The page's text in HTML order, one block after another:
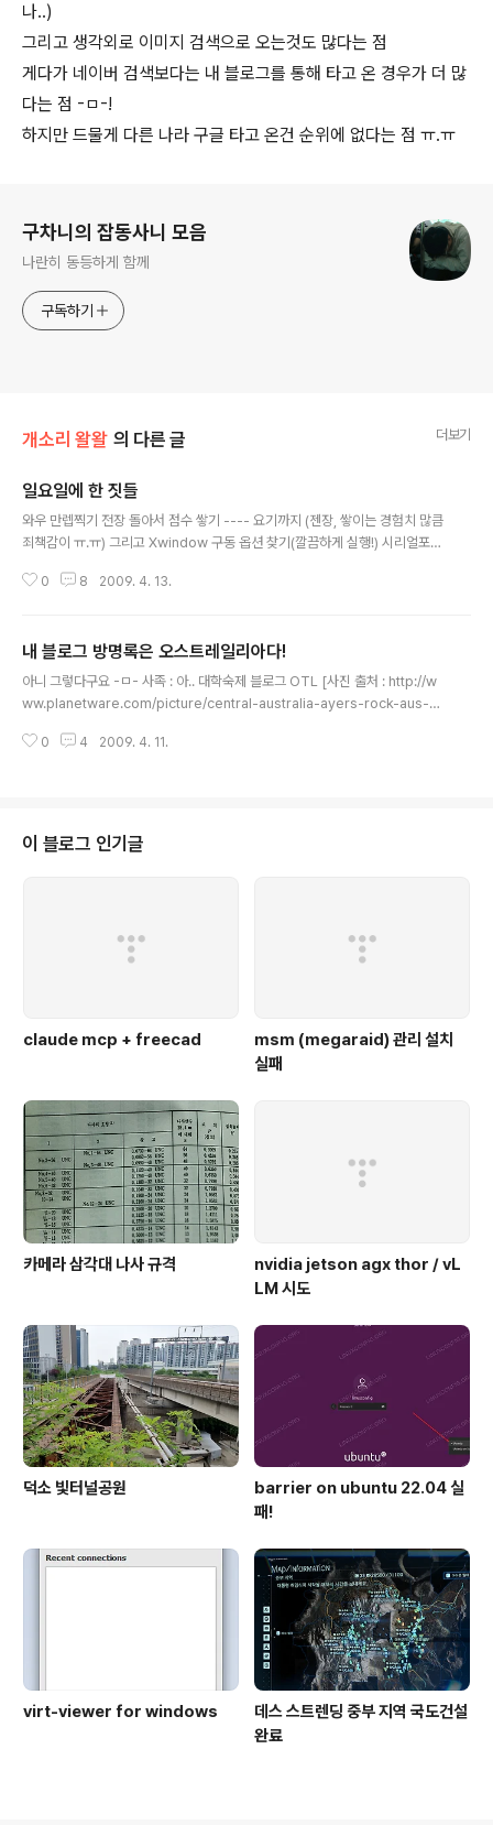
나..)
그리고 생각외로 이미지 검색으로 오는것도 많다는 점
게다가 네이버 검색보다는 내 블로그를 통해 타고 온 경우가 더 많
다는 점 -ㅁ-!
하지만 드물게 다른 나라 구글 타고 온건 순위에 없다는 점 ㅠ.ㅠ
구차니의 잡동사니 모음
나란히 동등하게 함께
구독하기
개소리 왈왈 의 다른 글 더보기
일요일에 한 짓들
와우 만렙찍기 전장 돌아서 점수 쌓기 ---- 요기까지 (젠장, 쌓이는 경험치 많큼
죄책감이 ㅠ.ㅠ) 그리고 Xwindow 구동 옵션 찾기(깔끔하게 실행!) 시리얼포트
어 댄 양을 보니.. 다이어트는 원상복구 되었겠군 ㅠ.ㅠ 아무래도 묻지마 250W
서 머리를 데굴데굴 굴리던중 약간의 만행을 저질렀다 -ㅁ-! 바람을 슝슝 뽑아
내기 위한 방향으로 하다 보니 참.. 아름답지 못하다 ㄱ- 그리고 키보드 / 마우스
없이 사용하는 본체이다 보니 은근히 케이블이 단순하다..
0 8 2009. 4. 13.
내 블로그 방명록은 오스트레일리아다!
아니 그렇다구요 -ㅁ- 사족 : 아.. 대학숙제 블로그 OTL [사진 출처 : http://w
ww.planetware.com/picture/central-australia-ayers-rock-aus-au
0 4 2009. 4. 11.
이 블로그 인기글
claude mcp + freecad
msm (megaraid) 관리 설치
실패
카메라 삼각대 나사 규격
nvidia jetson agx thor / vL
LM 시도
덕소 빛터널공원
barrier on ubuntu 22.04 실
패!
virt-viewer for windows
데스 스트렌딩 중부 지역 국도건설
완료